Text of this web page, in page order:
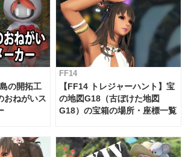
の開拓工
おねがいス
FF14
【FF14 トレジャーハント】宝
の地図G18（古ぼけた地図
G18）の宝箱の場所・座標一覧